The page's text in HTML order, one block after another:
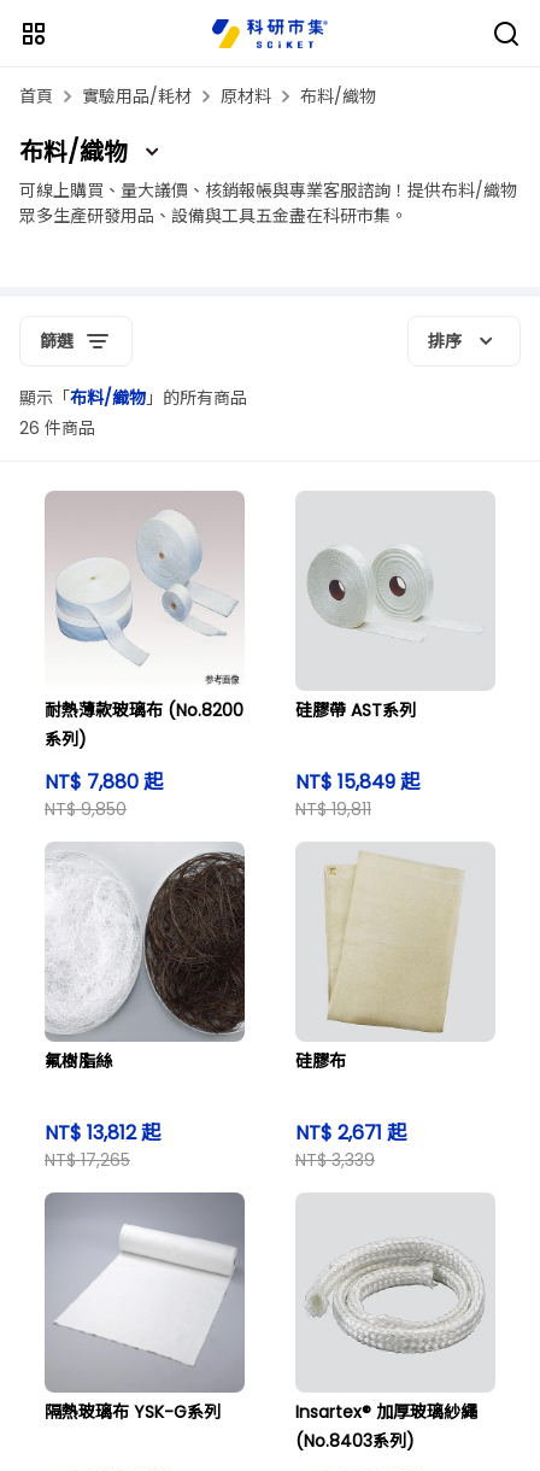
首頁 實驗用品/耗材 原材料 布料/織物
布料/織物
可線上購買、量大議價、核銷報帳與專業客服諮詢！提供布料/織物
眾多生產研發用品、設備與工具五金盡在科研市集。
篩選 排序
顯示「布料/織物」的所有商品
26 件商品
耐熱薄款玻璃布 (No.8200
系列)
NT$ 7,880 起
NT$ 9,850
硅膠帶 AST系列
NT$ 15,849 起
NT$ 19,811
氟樹脂絲
NT$ 13,812 起
NT$ 17,265
硅膠布
NT$ 2,671 起
NT$ 3,339
隔熱玻璃布 YSK-G系列
Insartex® 加厚玻璃紗繩
(No.8403系列)